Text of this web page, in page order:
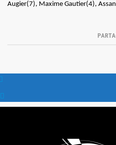
Augier(7), Maxime Gautier(4),